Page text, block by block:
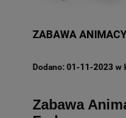
ZABAWA
Dodano: 01-11-2023 w
Zabawa